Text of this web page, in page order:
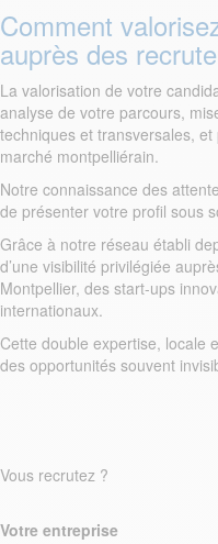
Comment
auprès des
La valorisation de votre
analyse de votre parcours,
techniques et transversales,
marché montpelliérain.
Notre connaissance des
de présenter votre profil sous
Grâce à notre réseau établi
d’une visibilité privilégiée
Montpellier, des start-ups
internationaux.
Cette double expertise, locale
des opportunités souvent
Vous recrutez ?
Votre entreprise